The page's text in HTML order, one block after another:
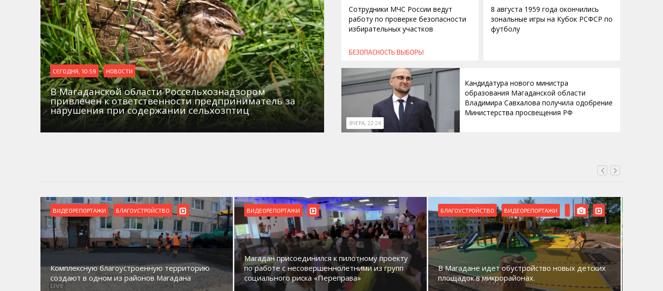
СЕГОДНЯ, 10:59 НОВОСТИ
В Магаданской области Россельхознадзором
привлечен к ответственности предприниматель за
нарушения при содержании сельхозптиц
Сотрудники МЧС России ведут
работу по проверке безопасности
избирательных участков
БЕЗОПАСНОСТЬ ВЫБОРЫ
8 августа 1959 года окончились
зональные игры на Кубок РСФСР по
футболу
ВЧЕРА, 22:24
Кандидатура нового министра
образования Магаданской области
Владимира Савхалова получила одобрение
Министерства просвещения РФ
ВИДЕОРЕПОРТАЖИ БЛАГОУСТРОЙСТВО
Комплексную благоустроенную территорию
создают в одном из районов Магадана
ВИДЕОРЕПОРТАЖИ
Магадан присоединился к пилотному проекту
по работе с несовершеннолетними из групп
социального риска «Переправа»
БЛАГОУСТРОЙСТВО ВИДЕОРЕПОРТАЖИ
В Магадане идет обустройство новых детских
площадок в микрорайонах.